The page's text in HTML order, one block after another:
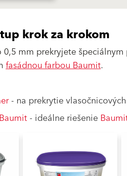
krok za krokom
0,5 mm prekryjete
fasádnou farbou Baumit.
- na prekrytie
- ideálne riešenie